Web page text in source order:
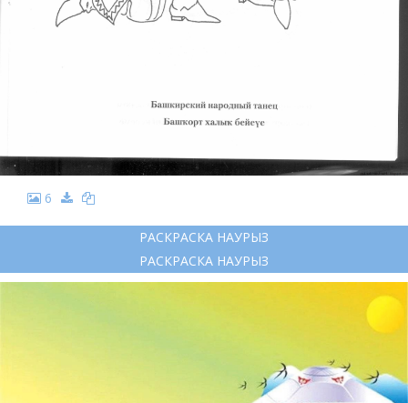
6
РАСКРАСКА НАУРЫЗ
РАСКРАСКА НАУРЫЗ